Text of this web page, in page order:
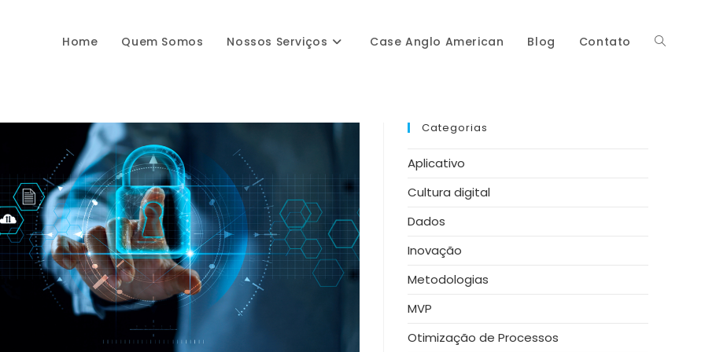
Home Quem Somos Nossos Serviços Case Anglo American Blog Contato Alternar
Categorias
Aplicativo
Cultura digital
Dados
Inovação
Metodologias
MVP
Otimização de Processos